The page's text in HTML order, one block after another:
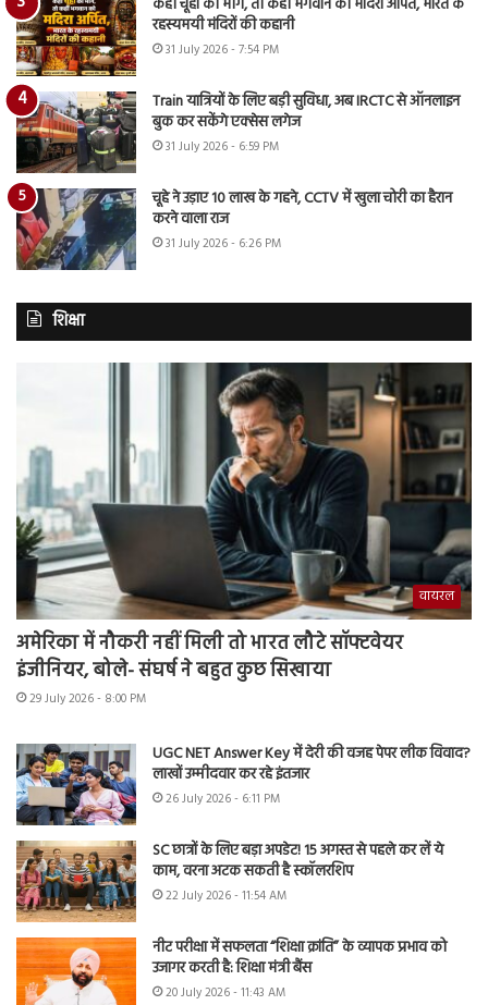
कहीं चूहों को भोग, तो कहीं भगवान को मदिरा अर्पित, भारत के
रहस्यमयी मंदिरों की कहानी
31 July 2026 - 7:54 PM
Train यात्रियों के लिए बड़ी सुविधा, अब IRCTC से ऑनलाइन
बुक कर सकेंगे एक्सेस लगेज
31 July 2026 - 6:59 PM
चूहे ने उड़ाए 10 लाख के गहने, CCTV में खुला चोरी का हैरान
करने वाला राज
31 July 2026 - 6:26 PM
शिक्षा
वायरल
अमेरिका में नौकरी नहीं मिली तो भारत लौटे सॉफ्टवेयर
इंजीनियर, बोले- संघर्ष ने बहुत कुछ सिखाया
29 July 2026 - 8:00 PM
UGC NET Answer Key में देरी की वजह पेपर लीक विवाद?
लाखों उम्मीदवार कर रहे इंतजार
26 July 2026 - 6:11 PM
SC छात्रों के लिए बड़ा अपडेट! 15 अगस्त से पहले कर लें ये
काम, वरना अटक सकती है स्कॉलरशिप
22 July 2026 - 11:54 AM
नीट परीक्षा में सफलता “शिक्षा क्रांति” के व्यापक प्रभाव को
उजागर करती है: शिक्षा मंत्री बैंस
20 July 2026 - 11:43 AM